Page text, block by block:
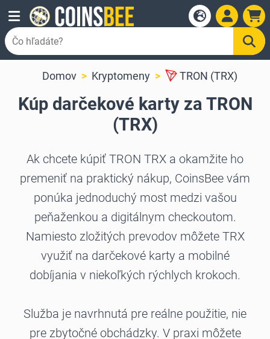
Domov Kryptomeny TRON (TRX)
Kúp darčekové karty za TRON
(TRX)
Ak chcete kúpiť TRON TRX a okamžite ho
premeniť na praktický nákup, CoinsBee vám
ponúka jednoduchý most medzi vašou
peňaženkou a digitálnym checkoutom.
Namiesto zložitých prevodov môžete TRX
využiť na darčekové karty a mobilné
dobíjania v niekoľkých rýchlych krokoch.
Služba je navrhnutá pre reálne použitie, nie
pre zbytočné obchádzky. V praxi môžete